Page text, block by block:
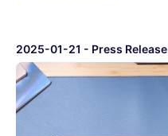
2025-01-21 - Press Release